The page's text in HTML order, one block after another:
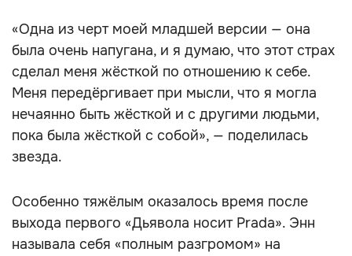
«Одна из черт моей младшей версии — она
была очень напугана, и я думаю, что этот страх
сделал меня жёсткой по отношению к себе.
Меня передёргивает при мысли, что я могла
нечаянно быть жёсткой и с другими людьми,
пока была жёсткой с собой», — поделилась
звезда.
Особенно тяжёлым оказалось время после
выхода первого «Дьявола носит Prada». Энн
называла себя «полным разгромом» на